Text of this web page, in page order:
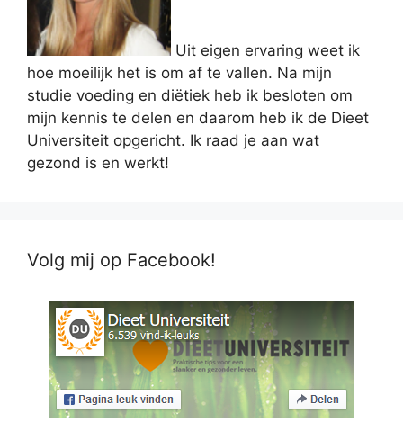
Uit eigen ervaring weet ik
hoe moeilijk het is om af te vallen. Na mijn
studie voeding en diëtiek heb ik besloten om
mijn kennis te delen en daarom heb ik de Dieet
Universiteit opgericht. Ik raad je aan wat
gezond is en werkt!
Volg mij op Facebook!